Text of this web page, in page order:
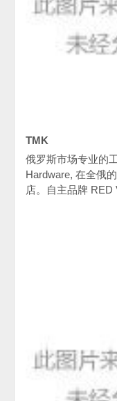
TMK
俄罗斯市场专业的
Hardware, 在全俄的
店。自主品牌 RED